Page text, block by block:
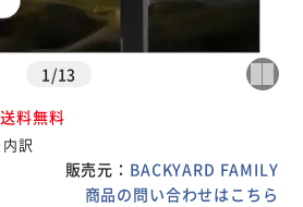
1 /13
送料無料
内訳
販売元： BACKYARD FAMILY
商品の問い合わせはこちら